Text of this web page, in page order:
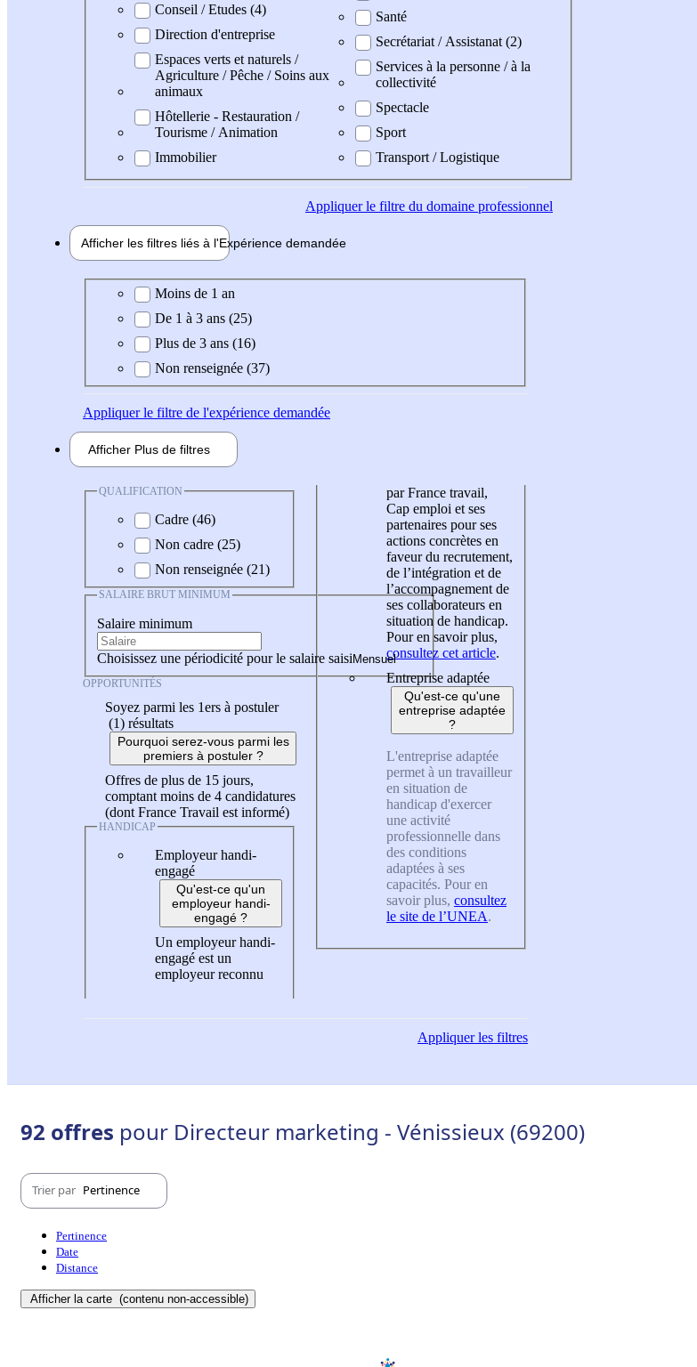
Conseil / Etudes (4)
Direction d'entreprise
Espaces verts et naturels /
Agriculture / Pêche / Soins aux
animaux
Hôtellerie - Restauration /
Tourisme / Animation
Immobilier
Santé
Secrétariat / Assistanat (2)
Services à la personne / à la
collectivité
Spectacle
Sport
Transport / Logistique
Appliquerle filtre du domaine professionnel
Afficher les filtres liés à l'Expérience demandée
Expérience demandée
Moins de 1 an
De 1 à 3 ans (25)
Plus de 3 ans (16)
Non renseignée (37)
Appliquerle filtre de l'expérience demandée
Afficher Plus de filtres
QUALIFICATION
Cadre (46)
Non cadre (25)
Non renseignée (21)
SALAIRE BRUT MINIMUM
Salaire minimum
Choisissez une périodicité pour le salaire saisi
OPPORTUNITÉS
Soyez parmi les 1ers à postuler
(1) résultats
Pourquoi serez-vous parmi les
premiers à postuler ?
Offres de plus de 15 jours,
comptant moins de 4 candidatures
(dont France Travail est informé)
HANDICAP
Employeur handi-
engagé
Qu'est-ce qu'un
employeur handi-
engagé ?
Un employeur handi-
engagé est un
employeur reconnu
par France travail,
Cap emploi et ses
partenaires pour ses
actions concrètes en
faveur du recrutement,
de l’intégration et de
l’accompagnement de
ses collaborateurs en
situation de handicap.
Pour en savoir plus,
consultez cet article.
Entreprise adaptée
Qu'est-ce qu'une
entreprise adaptée
?
L'entreprise adaptée
permet à un travailleur
en situation de
handicap d'exercer
une activité
professionnelle dans
des conditions
adaptées à ses
capacités. Pour en
savoir plus, consultez
le site de l’UNEA.
Appliquerles filtres
92 offres pour Directeur marketing - Vénissieux (69200)
Trier par Pertinence
Pertinence
Date
Distance
Afficher la carte (contenu non-accessible)